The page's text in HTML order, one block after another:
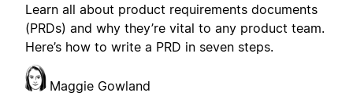
Learn all about product requirements documents
(PRDs) and why they’re vital to any product team.
Here’s how to write a PRD in seven steps.
Maggie Gowland